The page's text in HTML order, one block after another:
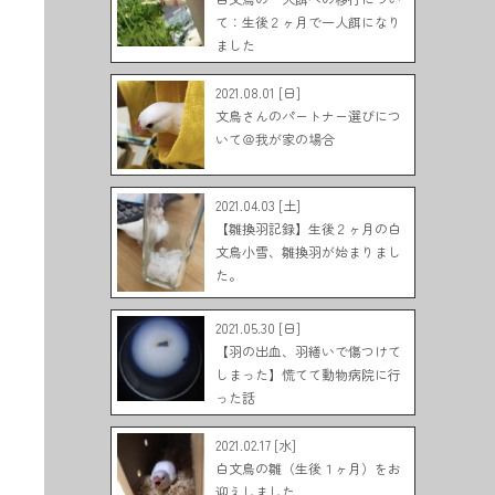
て：生後２ヶ月で一人餌になり
ました
2021.08.01 [日]
文鳥さんのパートナー選びにつ
いて＠我が家の場合
2021.04.03 [土]
【雛換羽記録】生後２ヶ月の白
文鳥小雪、雛換羽が始まりまし
た。
2021.05.30 [日]
【羽の出血、羽繕いで傷つけて
しまった】慌てて動物病院に行
った話
2021.02.17 [水]
白文鳥の雛（生後１ヶ月）をお
迎えしました